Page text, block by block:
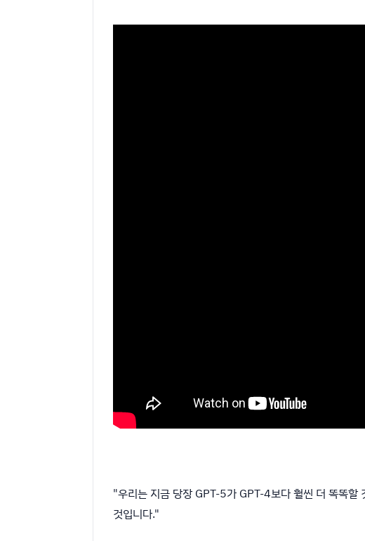
"우리는 지금 당장 GPT-5가 GPT-4보다 훨씬 더 똑똑할
것입니다."